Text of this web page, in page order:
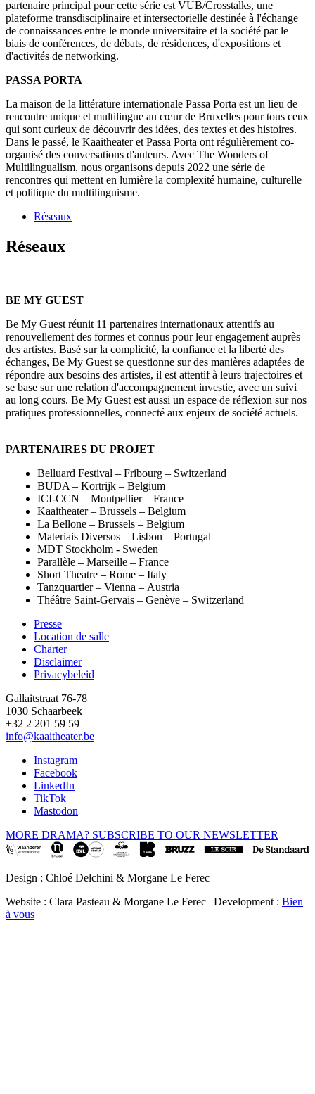
partenaire principal pour cette série est VUB/Crosstalks, une
plateforme transdisciplinaire et intersectorielle destinée à l'échange
de connaissances entre le monde universitaire et la société par le
biais de conférences, de débats, de résidences, d'expositions et
d'activités de networking.
PASSA PORTA
La maison de la littérature internationale Passa Porta est un lieu de
rencontre unique et multilingue au cœur de Bruxelles pour tous ceux
qui sont curieux de découvrir des idées, des textes et des histoires.
Dans le passé, le Kaaitheater et Passa Porta ont régulièrement co-
organisé des conversations d'auteurs. Avec The Wonders of
Multilingualism, nous organisons depuis 2022 une série de
rencontres qui mettent en lumière la complexité humaine, culturelle
et politique du multilinguisme.
Réseaux
Réseaux
BE MY GUEST
Be My Guest réunit 11 partenaires internationaux attentifs au
renouvellement des formes et connus pour leur engagement auprès
des artistes. Basé sur la complicité, la confiance et la liberté des
échanges, Be My Guest se questionne sur des manières adaptées de
répondre aux besoins des artistes, il est attentif à leurs trajectoires et
se base sur une relation d'accompagnement investie, avec un suivi
au long cours. Be My Guest est aussi un espace de réflexion sur nos
pratiques professionnelles, connecté aux enjeux de société actuels.
PARTENAIRES DU PROJET
Belluard Festival – Fribourg – Switzerland
BUDA – Kortrijk – Belgium
ICI-CCN – Montpellier – France
Kaaitheater – Brussels – Belgium
La Bellone – Brussels – Belgium
Materiais Diversos – Lisbon – Portugal
MDT Stockholm - Sweden
Parallèle – Marseille – France
Short Theatre – Rome – Italy
Tanzquartier – Vienna – Austria
Théâtre Saint-Gervais – Genève – Switzerland
Footer
Presse
Location de salle
Charter
Disclaimer
Privacybeleid
Gallaitstraat 76-78
1030 Schaarbeek
+32 2 201 59 59
info@kaaitheater.be
Instagram
Facebook
LinkedIn
TikTok
Mastodon
MORE DRAMA? SUBSCRIBE TO OUR NEWSLETTER
Design : Chloé Delchini & Morgane Le Ferec
Website : Clara Pasteau & Morgane Le Ferec | Development : Bien
à vous